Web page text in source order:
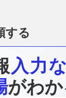
する
入力
がわ